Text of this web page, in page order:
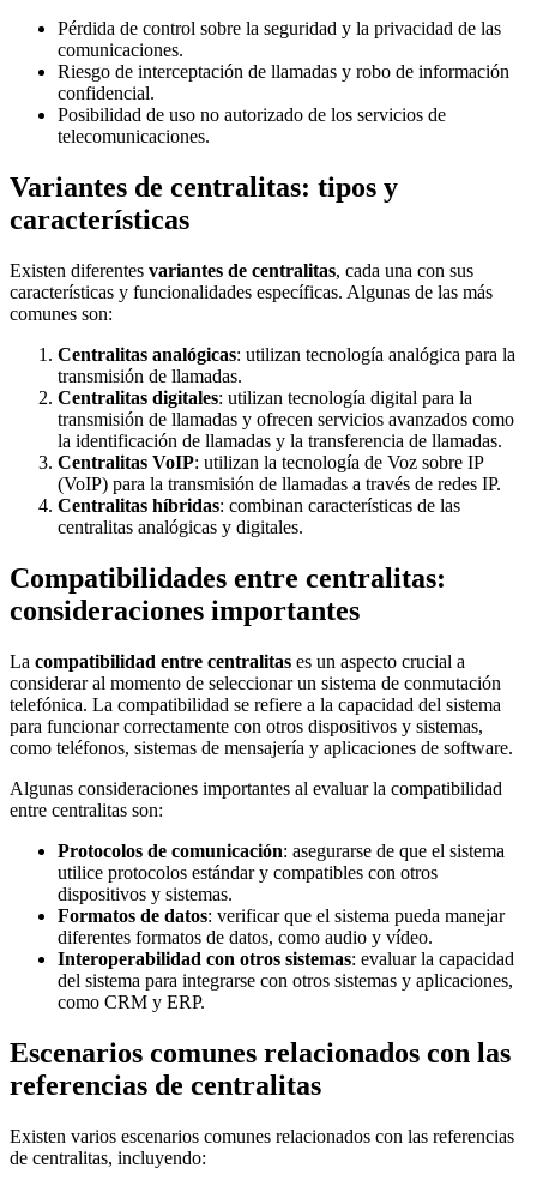
Pérdida de control sobre la seguridad y la privacidad de las
comunicaciones.
Riesgo de interceptación de llamadas y robo de información
confidencial.
Posibilidad de uso no autorizado de los servicios de
telecomunicaciones.
Variantes de centralitas: tipos y
características
Existen diferentes variantes de centralitas, cada una con sus
características y funcionalidades específicas. Algunas de las más
comunes son:
Centralitas analógicas: utilizan tecnología analógica para la
transmisión de llamadas.
Centralitas digitales: utilizan tecnología digital para la
transmisión de llamadas y ofrecen servicios avanzados como
la identificación de llamadas y la transferencia de llamadas.
Centralitas VoIP: utilizan la tecnología de Voz sobre IP
(VoIP) para la transmisión de llamadas a través de redes IP.
Centralitas híbridas: combinan características de las
centralitas analógicas y digitales.
Compatibilidades entre centralitas:
consideraciones importantes
La compatibilidad entre centralitas es un aspecto crucial a
considerar al momento de seleccionar un sistema de conmutación
telefónica. La compatibilidad se refiere a la capacidad del sistema
para funcionar correctamente con otros dispositivos y sistemas,
como teléfonos, sistemas de mensajería y aplicaciones de software.
Algunas consideraciones importantes al evaluar la compatibilidad
entre centralitas son:
Protocolos de comunicación: asegurarse de que el sistema
utilice protocolos estándar y compatibles con otros
dispositivos y sistemas.
Formatos de datos: verificar que el sistema pueda manejar
diferentes formatos de datos, como audio y vídeo.
Interoperabilidad con otros sistemas: evaluar la capacidad
del sistema para integrarse con otros sistemas y aplicaciones,
como CRM y ERP.
Escenarios comunes relacionados con las
referencias de centralitas
Existen varios escenarios comunes relacionados con las referencias
de centralitas, incluyendo: